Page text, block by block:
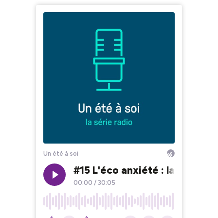
Un été à soi
#15 L'éco anxiété : la
00:00 / 30:05